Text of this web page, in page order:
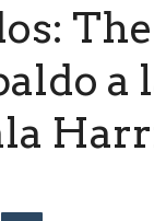
a